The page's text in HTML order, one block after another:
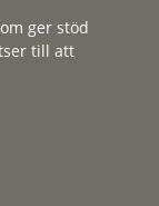
ger stöd
till att